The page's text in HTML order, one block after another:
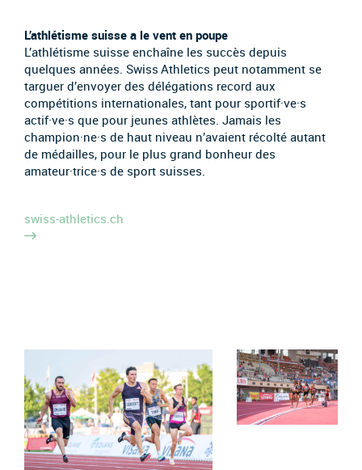
L’athlétisme suisse a le vent en poupe
L’athlétisme suisse enchaîne les succès depuis
quelques années. Swiss Athletics peut notamment se
targuer d’envoyer des délégations record aux
compétitions internationales, tant pour sportif·ve·s
actif·ve·s que pour jeunes athlètes. Jamais les
champion·ne·s de haut niveau n’avaient récolté autant
de médailles, pour le plus grand bonheur des
amateur·trice·s de sport suisses.
swiss-athletics.ch